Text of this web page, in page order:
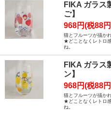
FIKA ガラ
ご】
968円(税88
猫とフルーツが描か
★どことなくレトロ
ね。
FIKA ガラ
ン】
968円(税88
猫とフルーツが描か
★どことなくレトロ
ね。